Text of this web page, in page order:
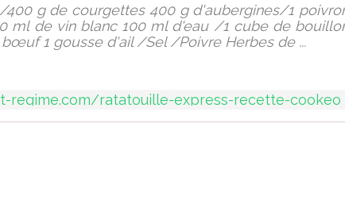
g de courgettes 400 g d'aubergines/1
ml de vin blanc 100 ml d'eau /1 cube de
1 gousse d'ail /Sel /Poivre Herbes de ...
regime.com/ratatouille-express-recette-cookeo